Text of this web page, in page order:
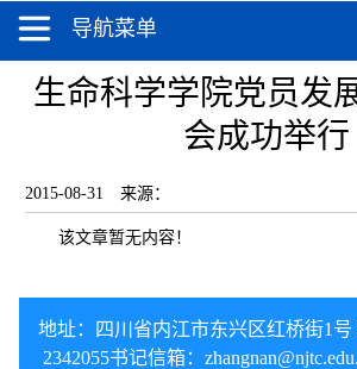
导航菜单
生命科学学院党员发
会成功举行
2015-08-31 来源：
该文章暂无内容！
地址：四川省内江市东兴区红桥街1号
2342055书记信箱：